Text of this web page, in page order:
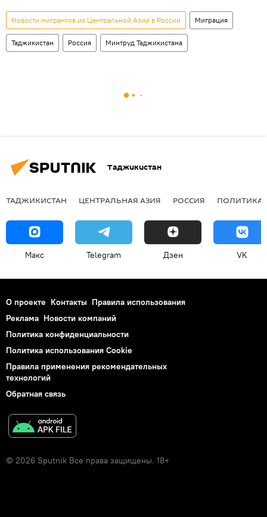
Новости мигрантов из Центральной Азии в России Миграция
Таджикистан Россия Минтруд Таджикистана
Таджикистан
ТАДЖИКИСТАН ЦЕНТРАЛЬНАЯ АЗИЯ РОССИЯ ПОЛИТИКА
Макс Telegram Дзен VK
О проекте Контакты Правила использования
Реклама Новости компаний
Политика конфиденциальности
Политика использования Cookie
Правила применения рекомендательных
технологий
Обратная связь
© 2026 Sputnik Все права защищены. 18+